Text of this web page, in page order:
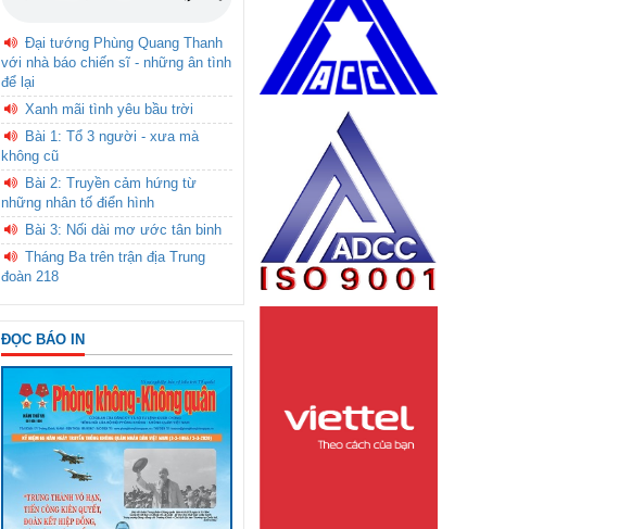
Đại tướng Phùng Quang Thanh
với nhà báo chiến sĩ - những ân tình
để lại
Xanh mãi tình yêu bầu trời
Bài 1: Tổ 3 người - xưa mà
không cũ
Bài 2: Truyền cảm hứng từ
những nhân tố điển hình
Bài 3: Nối dài mơ ước tân binh
Tháng Ba trên trận địa Trung
đoàn 218
ĐỌC BÁO IN